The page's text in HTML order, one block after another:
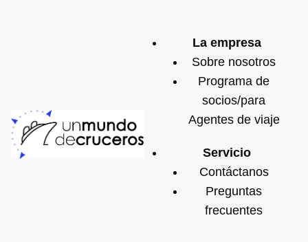
La empresa
Sobre nosotros
Programa de
socios/para
Agentes de viaje
Servicio
Contáctanos
Preguntas
frecuentes